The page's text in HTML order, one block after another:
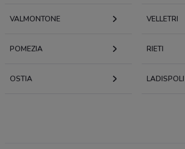
VALMONTONE VELLETRI
POMEZIA RIETI
OSTIA LADISPOLI